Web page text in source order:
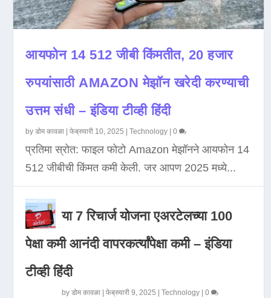
आयफोन 14 512 जीबी किंमतीत, 20 हजार
रुपयांसाठी AMAZON मेझॉन खरेदी करण्याची
उत्तम संधी – इंडिया टीव्ही हिंदी
byडोम कावळा |फेब्रुवारी 10, 2025 |Technology |0
प्रतिमा स्रोत: फाइल फोटो Amazon मेझॉनने आयफोन 14
512 जीबीची किंमत कमी केली. जर आपण 2025 मध्ये...
या 7 रिचार्ज योजना एअरटेलच्या 100
पेक्षा कमी आनंदी वापरकर्त्यांपेक्षा कमी – इंडिया
टीव्ही हिंदी
byडोम कावळा |फेब्रुवारी 9, 2025 |Technology |0